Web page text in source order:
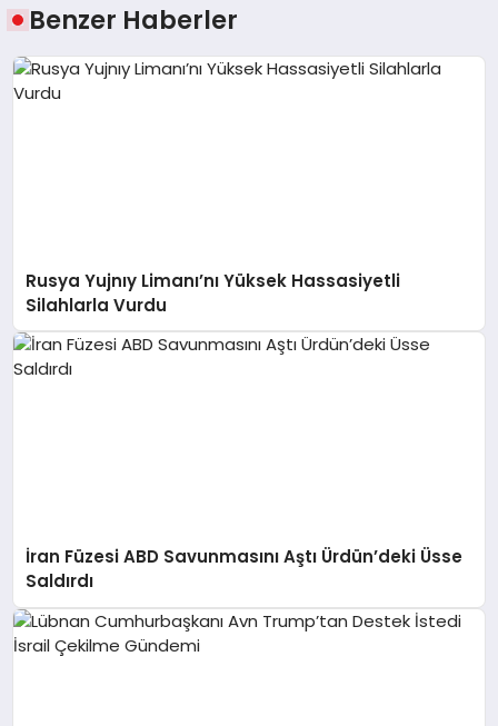
Benzer Haberler
Rusya Yujnıy Limanı’nı Yüksek Hassasiyetli
Silahlarla Vurdu
İran Füzesi ABD Savunmasını Aştı Ürdün’deki Üsse
Saldırdı